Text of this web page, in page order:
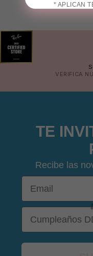
* APLICAN
VERIFICA
TE
Recibe las
Email
DOB